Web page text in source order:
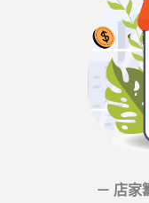
－ 店家